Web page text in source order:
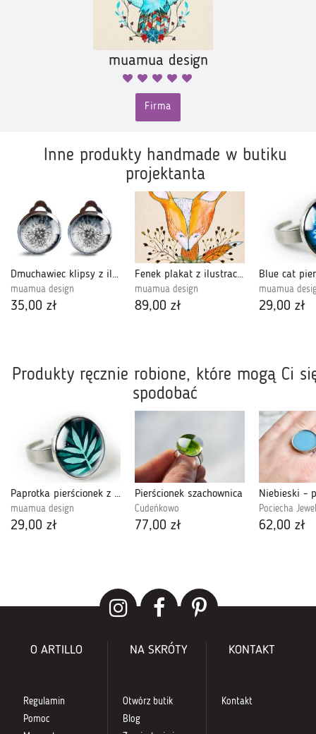
muamua design
Firma
Inne produkty handmade w butiku
projektanta
Dmuchawiec klipsy z ilustracją
muamua design
35,00 zł
Fenek plakat z ilustracją
muamua design
89,00 zł
muamua
29,00 zł
Produkty ręcznie robione, które mogą Ci
spodobać
Paprotka pierścionek z ilustracją.
muamua design
29,00 zł
Pierścionek szachownica
Cudeńkowo
77,00 zł
Pociecha
62,00 zł
O ARTILLO
Regulamin
Pomoc
NA SKRÓTY
Otwórz butik
Blog
KONTAKT
Kontakt